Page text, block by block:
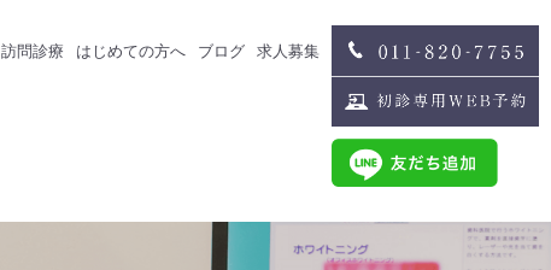
訪問診療 はじめての方へ ブログ 求人募集
歯科衛生士募集